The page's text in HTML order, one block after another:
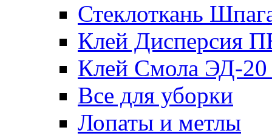
Стеклоткань
Клей Дисперсия
Клей Смола ЭД-20
Все для уборки
Лопаты и метлы